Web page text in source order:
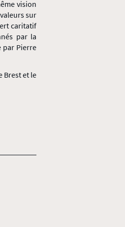
vision
sur
caritatif
par la
par Pierre
Brest et le